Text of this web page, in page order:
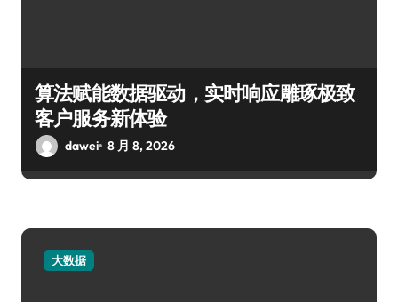
算法赋能数据驱动，实时响应雕琢极致
客户服务新体验
dawei 8 月 8, 2026
大数据